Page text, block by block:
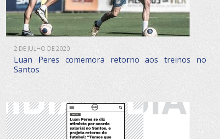
2 DE JULHO DE 2020
Luan Peres comemora retorno aos treinos no
Santos